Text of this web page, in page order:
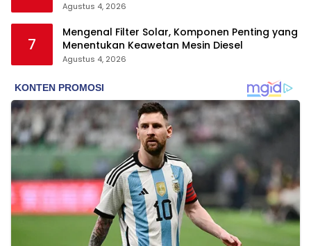
Agustus 4, 2026
7
Mengenal Filter Solar, Komponen Penting yang
Menentukan Keawetan Mesin Diesel
Agustus 4, 2026